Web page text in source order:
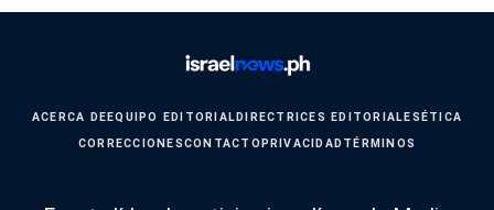
ACERCA DEEQUIPO EDITORIALDIRECTRICES EDITORIALESÉTICA
CORRECCIONESCONTACTOPRIVACIDAD TÉRMINOS